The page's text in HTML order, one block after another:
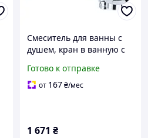
Смеситель для ванны с
душем, кран в ванную с
монолит (шланг 1,5м,
лейка, кронштейн)
Готово к отправке
от 167₴/мес
1 671 ₴